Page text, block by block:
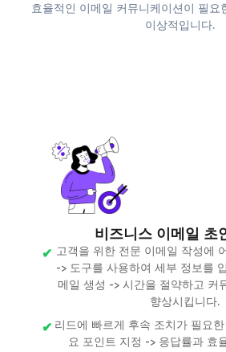
효율적인 이메일 커뮤니케이션이 필요
이상적입니다.
비즈니스 이메일 초
고객을 위한 전문 이메일 작성에
-> 도구를 사용하여 세부 정보를
메일 생성 -> 시간을 절약하고 커
향상시킵니다.
리드에 빠르게 후속 조치가 필요
요 포인트 지정 -> 응답률과 효